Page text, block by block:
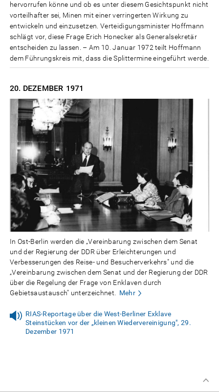
hervorrufen könne und ob es unter diesem Gesichtspunkt nicht
vorteilhafter sei, Minen mit einer verringerten Wirkung zu
entwickeln und einzusetzen. Verteidigungsminister Hoffmann
schlägt vor, diese Frage Erich Honecker als Generalsekretär
entscheiden zu lassen. – Am 10. Januar 1972 teilt Hoffmann
dem Führungskreis mit, dass die Splittermine eingeführt werde.
20. DEZEMBER 1971
In Ost-Berlin werden die „Vereinbarung zwischen dem Senat
und der Regierung der DDR über Erleichterungen und
Verbesserungen des Reise- und Besucherverkehrs" und die
„Vereinbarung zwischen dem Senat und der Regierung der DDR
über die Regelung der Frage von Enklaven durch
Gebietsaustausch" unterzeichnet. Mehr
RIAS-Reportage über die West-Berliner Exklave
Steinstücken vor der „kleinen Wiedervereinigung", 29.
Dezember 1971